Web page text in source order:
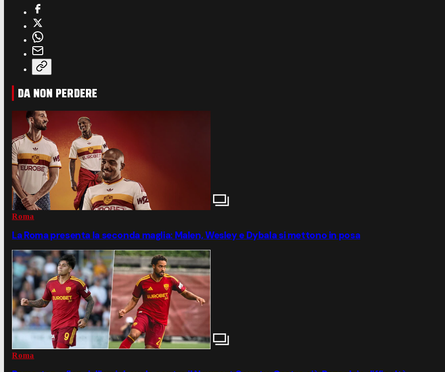
DA NON PERDERE
Roma
La Roma presenta la seconda maglia: Malen, Wesley e Dybala si mettono in posa
Roma